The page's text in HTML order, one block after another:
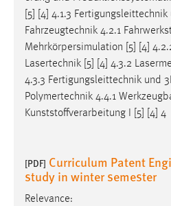
[5] [4] 4.1.3 Fertigungsleittechnik
Fahrzeugtechnik 4.2.1
Mehrkörpersimulation [5] [4]
Lasertechnik [5] [4] 4.3.2
4.3.3 Fertigungsleittechnik und
Polymertechnik 4.4.1
Kunststoffverarbeitung I [5] [4] 4
[PDF] Curriculum Patent
study in winter semester
Relevance: